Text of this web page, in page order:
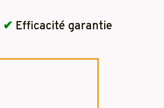
✔ Efficacité garantie